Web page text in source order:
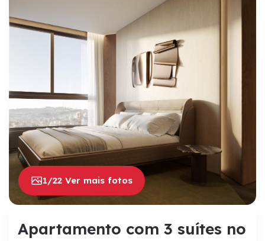
1/22 Ver mais fotos
Apartamento com 3 suítes no